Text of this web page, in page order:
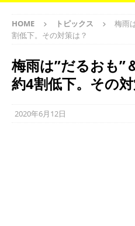
HOME トピックス
梅雨
割低下。その対策は？
梅雨は”だるおも”
約4割低下。その
2020年6月12日